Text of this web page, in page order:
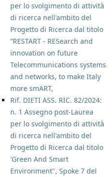
per lo svolgimento di attività
di ricerca nell'ambito del
Progetto di Ricerca dal titolo
“RESTART - RESearch and
innovation on future
Telecommunications systems
and networks, to make Italy
more smART,
Rif. DIETI ASS. RIC. 82/2024:
n. 1 Assegno post-Laurea
per lo svolgimento di attività
di ricerca nell'ambito del
Progetto di Ricerca dal titolo
'Green And Smart
Environment", Spoke 7 del